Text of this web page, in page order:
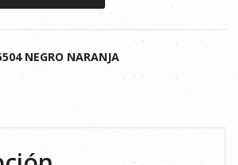
NEGRO NARANJA